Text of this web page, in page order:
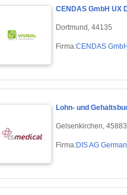
CENDAS GmbH UX
Dortmund, 44135
Firma:CENDAS
Lohn- und
Gelsenkirchen, 45883
Firma:DIS AG